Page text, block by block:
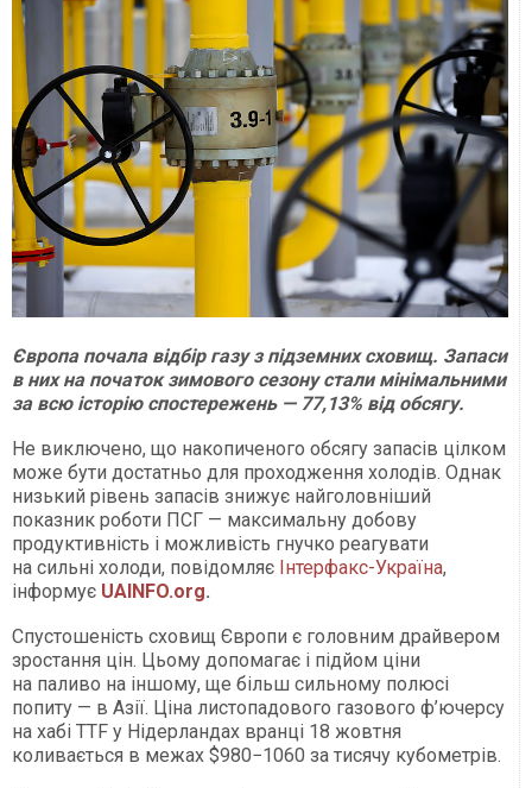
Європа почала відбір газу з підземних сховищ. Запаси
в них на початок зимового сезону стали мінімальними
за всю історію спостережень — 77,13% від обсягу.
Не виключено, що накопиченого обсягу запасів цілком
може бути достатньо для проходження холодів. Однак
низький рівень запасів знижує найголовніший
показник роботи ПСГ — максимальну добову
продуктивність і можливість гнучко реагувати
на сильні холоди, повідомляє Інтерфакс-Україна,
інформує UAINFO.org.
Спустошеність сховищ Європи є головним драйвером
зростання цін. Цьому допомагає і підйом ціни
на паливо на іншому, ще більш сильному полюсі
попиту — в Азії. Ціна листопадового газового ф’ючерсу
на хабі TTF у Нідерландах вранці 18 жовтня
коливається в межах $980−1060 за тисячу кубометрів.